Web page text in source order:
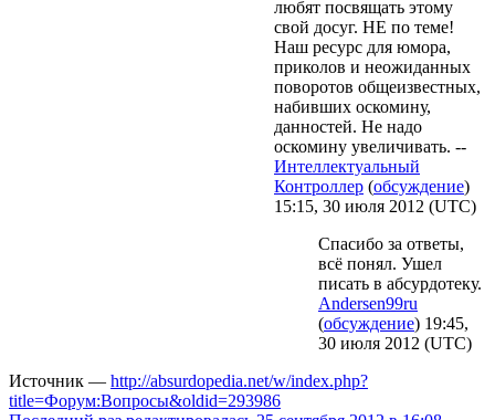
любят посвящать этому
свой досуг. НЕ по теме!
Наш ресурс для юмора,
приколов и неожиданных
поворотов общеизвестных,
набивших оскомину,
данностей. Не надо
оскомину увеличивать. --
Интеллектуальный
Контроллер (обсуждение)
15:15, 30 июля 2012 (UTC)
Спасибо за ответы,
всё понял. Ушел
писать в абсурдотеку.
Andersen99ru
(обсуждение) 19:45,
30 июля 2012 (UTC)
Источник — http://absurdopedia.net/w/index.php?
title=Форум:Вопросы&oldid=293986